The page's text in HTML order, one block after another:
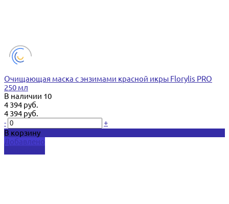
Очищающая маска с энзимами красной икры Florylis PRO
250 мл
В наличии 10
4 394 руб.
4 394 руб.
-
+
В корзину
Добавлено